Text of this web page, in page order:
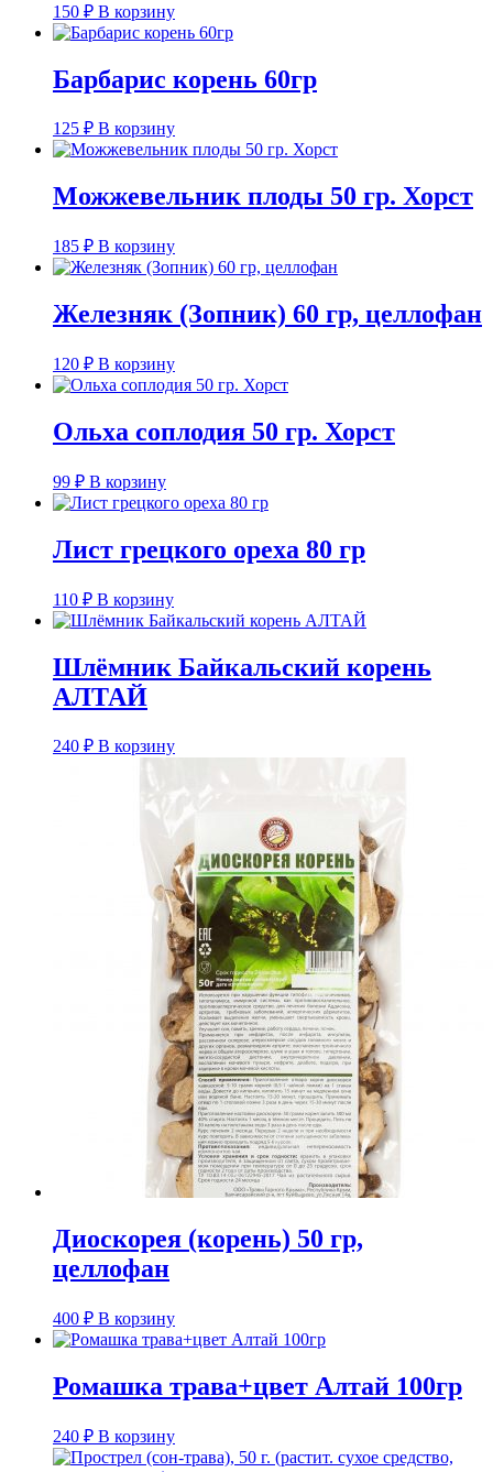
150 ₽ В корзину
Барбарис корень 60гр
125 ₽ В корзину
Можжевельник плоды 50 гр. Хорст
185 ₽ В корзину
Железняк (Зопник) 60 гр, целлофан
120 ₽ В корзину
Ольха соплодия 50 гр. Хорст
99 ₽ В корзину
Лист грецкого ореха 80 гр
110 ₽ В корзину
Шлёмник Байкальский корень
АЛТАЙ
240 ₽ В корзину
Диоскорея (корень) 50 гр,
целлофан
400 ₽ В корзину
Ромашка трава+цвет Алтай 100гр
240 ₽ В корзину